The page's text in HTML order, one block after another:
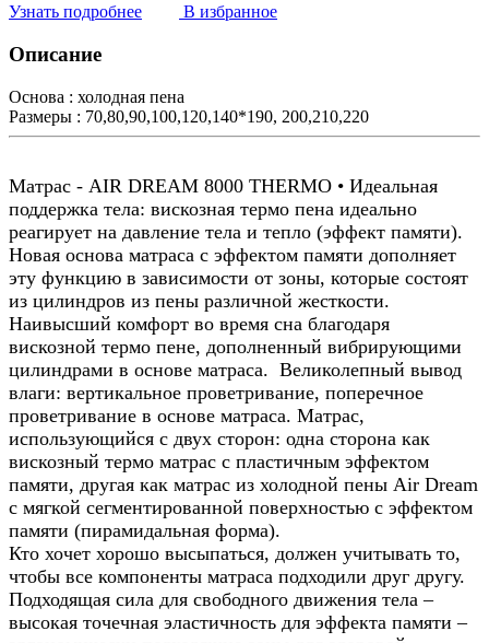
Узнать подробнее В избранное
Описание
Основа : холодная пена
Размеры : 70,80,90,100,120,140*190, 200,210,220
Матрас - AIR DREAM 8000 THERMO • Идеальная
поддержка тела: вискозная термо пена идеально
реагирует на давление тела и тепло (эффект памяти).
Новая основа матраса с эффектом памяти дополняет
эту функцию в зависимости от зоны, которые состоят
из цилиндров из пены различной жесткости.
Наивысший комфорт во время сна благодаря
вискозной термо пене, дополненный вибрирующими
цилиндрами в основе матраса. Великолепный вывод
влаги: вертикальное проветривание, поперечное
проветривание в основе матраса. Матрас,
использующийся с двух сторон: одна сторона как
вискозный термо матрас с пластичным эффектом
памяти, другая как матрас из холодной пены Air Dream
с мягкой сегментированной поверхностью с эффектом
памяти (пирамидальная форма).
Кто хочет хорошо высыпаться, должен учитывать то,
чтобы все компоненты матраса подходили друг другу.
Подходящая сила для свободного движения тела –
высокая точечная эластичность для эффекта памяти –